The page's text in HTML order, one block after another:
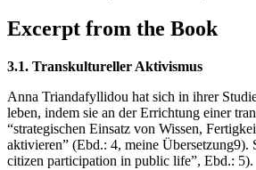
Excerpt from the Book
3.1. Transkultureller Aktivismus
Anna Triandafyllidou hat sich in ihrer
leben, indem sie an der Errichtung einer
“strategischen Einsatz von Wissen,
aktivieren” (Ebd.: 4, meine
citizen participation in public life”, Ebd.: 5).